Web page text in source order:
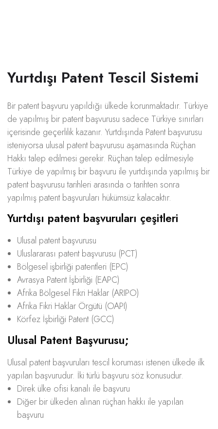
Yurtdışı Patent Tescil Sistemi
Bir patent başvuru yapıldığı ülkede korunmaktadır. Türkiye
de yapılmış bir patent başvurusu sadece Türkiye sınırları
içerisinde geçerlilik kazanır. Yurtdışında Patent başvurusu
isteniyorsa ulusal patent başvurusu aşamasında Rüçhan
Hakkı talep edilmesi gerekir. Rüçhan talep edilmesiyle
Türkiye de yapılmış bir başvuru ile yurtdışında yapılmış bir
patent başvurusu tarihleri arasında o tarihten sonra
yapılmış patent başvuruları hükümsüz kalacaktır.
Yurtdışı patent başvuruları çeşitleri
Ulusal patent başvurusu
Uluslararası patent başvurusu (PCT)
Bölgesel işbirliği patentleri (EPC)
Avrasya Patent İşbirliği (EAPC)
Afrika Bölgesel Fikri Haklar (ARIPO)
Afrika Fikri Haklar Örgütü (OAPI)
Körfez İşbirliği Patent (GCC)
Ulusal Patent Başvurusu;
Ulusal patent başvuruları tescil koruması istenen ülkede ilk
yapılan başvurudur. İki türlü başvuru söz konusudur.
Direk ülke ofisi kanalı ile başvuru
Diğer bir ülkeden alınan rüçhan hakkı ile yapılan
başvuru